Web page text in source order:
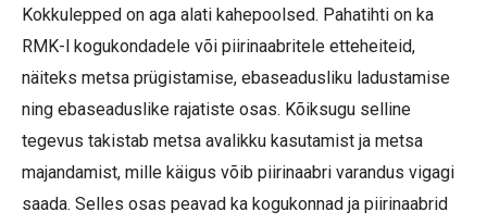
Kokkulepped on aga alati kahepoolsed. Pahatihti on ka
RMK-l kogukondadele või piirinaabritele etteheiteid,
näiteks metsa prügistamise, ebaseadusliku ladustamise
ning ebaseaduslike rajatiste osas. Kõiksugu selline
tegevus takistab metsa avalikku kasutamist ja metsa
majandamist, mille käigus võib piirinaabri varandus vigagi
saada. Selles osas peavad ka kogukonnad ja piirinaabrid